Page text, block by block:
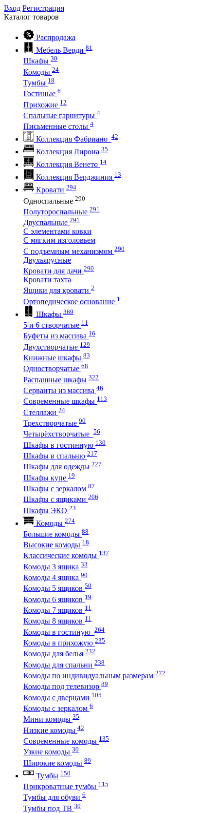
Вход Регистрация
Каталог товаров
Распродажа
Мебель Верди 81
Шкафы 30
Комоды 24
Тумбы 18
Гостиные 6
Прихожие 12
Спальные гарнитуры 4
Письменные столы 4
Коллекция Фабриано 42
Коллекция Лирона 35
Коллекция Венето 14
Коллекция Верджиния 13
Кровати 294
Односпальные 290
Полутороспальные 291
Двуспальные 291
С элементами ковки
С мягким изголовьем
С подъемным механизмом 290
Двухъярусные
Кровати для дачи 290
Кровати тахта
Ящики для кровати 2
Ортопедическое основание 1
Шкафы 369
5 и 6 створчатые 11
Буфеты из массива 16
Двухстворчатые 129
Книжные шкафы 83
Одностворчатые 68
Распашные шкафы 322
Серванты из массива 46
Современные шкафы 113
Стеллажи 24
Трехстворчатые 90
Четырёхстворчатые 56
Шкафы в гостинную 130
Шкафы в спальню 217
Шкафы для одежды 227
Шкафы купе 19
Шкафы с зеркалом 87
Шкафы с ящиками 206
Шкафы ЭКО 23
Комоды 274
Большие комоды 88
Высокие комоды 18
Классические комоды 137
Комоды 3 ящика 33
Комоды 4 ящика 90
Комоды 5 ящиков 50
Комоды 6 ящиков 19
Комоды 7 ящиков 11
Комоды 8 ящиков 11
Комоды в гостиную 264
Комоды в прихожую 235
Комоды для белья 232
Комоды для спальни 238
Комоды по индивидуальным размерам 272
Комоды под телевизор 89
Комоды с дверцами 105
Комоды с зеркалом 6
Мини комоды 35
Низкие комоды 42
Современные комоды 135
Узкие комоды 30
Широкие комоды 89
Тумбы 150
Прикроватные тумбы 115
Тумбы для обуви 6
Тумбы под ТВ 30